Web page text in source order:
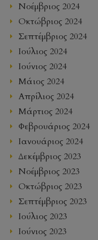
Νοέμβριος 2024
Οκτώβριος 2024
Σεπτέμβριος 2024
Ιούλιος 2024
Ιούνιος 2024
Μάιος 2024
Απρίλιος 2024
Μάρτιος 2024
Φεβρουάριος 2024
Ιανουάριος 2024
Δεκέμβριος 2023
Νοέμβριος 2023
Οκτώβριος 2023
Σεπτέμβριος 2023
Ιούλιος 2023
Ιούνιος 2023